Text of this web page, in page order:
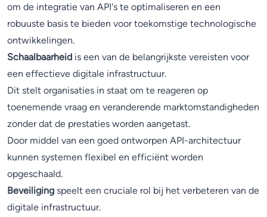
om de integratie van API's te optimaliseren en een
robuuste basis te bieden voor toekomstige technologische
ontwikkelingen.
Schaalbaarheid is een van de belangrijkste vereisten voor
een effectieve digitale infrastructuur.
Dit stelt organisaties in staat om te reageren op
toenemende vraag en veranderende marktomstandigheden
zonder dat de prestaties worden aangetast.
Door middel van een goed ontworpen API-architectuur
kunnen systemen flexibel en efficiënt worden
opgeschaald.
Beveiliging speelt een cruciale rol bij het verbeteren van de
digitale infrastructuur.